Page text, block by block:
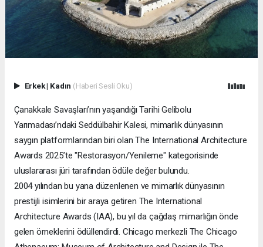
Erkek| Kadın (Haberi Sesli Oku)
Çanakkale Savaşları’nın yaşandığı Tarihi Gelibolu
Yarımadası’ndaki Seddülbahir Kalesi, mimarlık dünyasının
saygın platformlarından biri olan The International Architecture
Awards 2025’te "Restorasyon/Yenileme" kategorisinde
uluslararası jüri tarafından ödüle değer bulundu.
2004 yılından bu yana düzenlenen ve mimarlık dünyasının
prestijli isimlerini bir araya getiren The International
Architecture Awards (IAA), bu yıl da çağdaş mimarlığın önde
gelen örneklerini ödüllendirdi. Chicago merkezli The Chicago